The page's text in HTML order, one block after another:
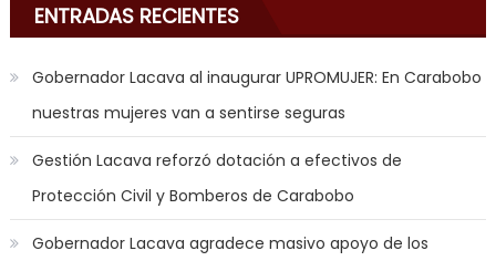
game
with
you
nana
nakamura
bunch
ENTRADAS RECIENTES
Gobernador Lacava al inaugurar UPROMUJER: En Carabobo
nuestras mujeres van a sentirse seguras
Gestión Lacava reforzó dotación a efectivos de
Protección Civil y Bomberos de Carabobo
Gobernador Lacava agradece masivo apoyo de los